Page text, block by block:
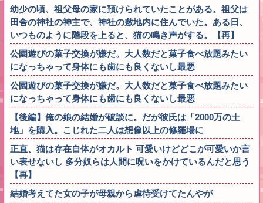
幼少の頃、祖父母の家に預けられていたことがある。祖父は
田舎の神社の神主で、神社の敷地内に住んでいた。ある日、
いつものように階段を上ると、猫の鳴き声がする。【再】
公園遊びの菓子交換が嫌だ。大人数だと菓子食べ放題みたい
になっちゃって身体にも歯にも良くないし最悪
公園遊びの菓子交換が嫌だ。大人数だと菓子食べ放題みたい
になっちゃって身体にも歯にも良くないし最悪
【後編】俺の娘の結婚が破談に。だが彼氏は「2000万の土
地」を購入。こじれた二人は想像以上の修羅場に
正直、猫は存在自体がオカルト 可愛いけどどこが可愛いか言
い表せないし 多分奴らは人間に呪いをかけているんだと思う
【再】
結婚考えてた女の子が母親から虐待受けてたんやが